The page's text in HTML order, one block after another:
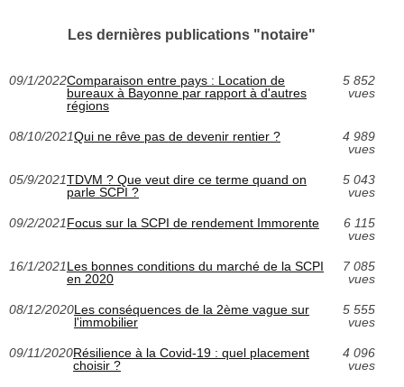
Les dernières publications "notaire"
09/1/2022Comparaison entre pays : Location de
bureaux à Bayonne par rapport à d'autres
régions
5 852
vues
08/10/2021Qui ne rêve pas de devenir rentier ?
4 989
vues
05/9/2021TDVM ? Que veut dire ce terme quand on
parle SCPI ?
5 043
vues
09/2/2021Focus sur la SCPI de rendement Immorente
6 115
vues
16/1/2021Les bonnes conditions du marché de la SCPI
en 2020
7 085
vues
08/12/2020Les conséquences de la 2ème vague sur
l'immobilier
5 555
vues
09/11/2020Résilience à la Covid-19 : quel placement
choisir ?
4 096
vues